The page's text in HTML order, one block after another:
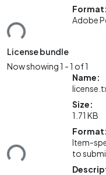
Format:
Adobe
License bundle
Now showing1 - 1 of 1
Name:
Size:
1.71 KB
Format:
Item-
to